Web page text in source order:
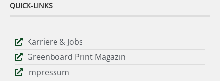
QUICK-LINKS
Karriere & Jobs
Greenboard Print Magazin
Impressum